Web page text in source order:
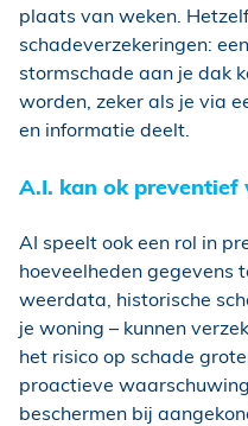
plaats van weken.
schadeverzekeringen:
stormschade aan je dak
worden, zeker als je via
en informatie deelt.
A.I. kan ok preventief
AI speelt ook een rol in
hoeveelheden gegevens
weerdata, historische
je woning – kunnen
het risico op schade
proactieve
beschermen bij